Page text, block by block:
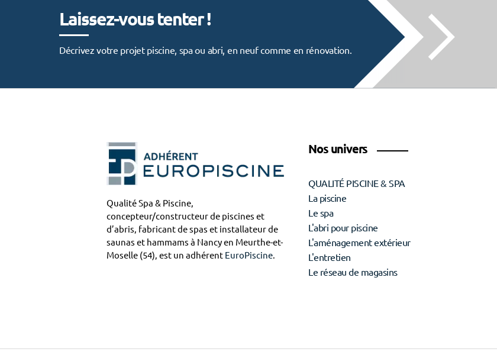
Laissez-vous tenter !
Décrivez votre projet piscine, spa ou abri, en neuf comme en rénovation.
Qualité Spa & Piscine,
concepteur/constructeur de piscines et
d’abris, fabricant de spas et installateur de
saunas et hammams à Nancy en Meurthe-et-
Moselle (54), est un adhérent EuroPiscine.
Nos univers
QUALITÉ PISCINE & SPA
La piscine
Le spa
L'abri pour piscine
L'aménagement extérieur
L'entretien
Le réseau de magasins